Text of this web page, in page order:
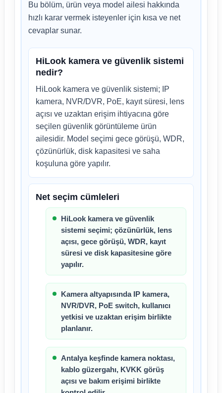
Bu bölüm, ürün veya model ailesi hakkında
hızlı karar vermek isteyenler için kısa ve net
cevaplar sunar.
HiLook kamera ve güvenlik sistemi
nedir?
HiLook kamera ve güvenlik sistemi; IP
kamera, NVR/DVR, PoE, kayıt süresi, lens
açısı ve uzaktan erişim ihtiyacına göre
seçilen güvenlik görüntüleme ürün
ailesidir. Model seçimi gece görüşü, WDR,
çözünürlük, disk kapasitesi ve saha
koşuluna göre yapılır.
Net seçim cümleleri
HiLook kamera ve güvenlik
sistemi seçimi; çözünürlük, lens
açısı, gece görüşü, WDR, kayıt
süresi ve disk kapasitesine göre
yapılır.
Kamera altyapısında IP kamera,
NVR/DVR, PoE switch, kullanıcı
yetkisi ve uzaktan erişim birlikte
planlanır.
Antalya keşfinde kamera noktası,
kablo güzergahı, KVKK görüş
açısı ve bakım erişimi birlikte